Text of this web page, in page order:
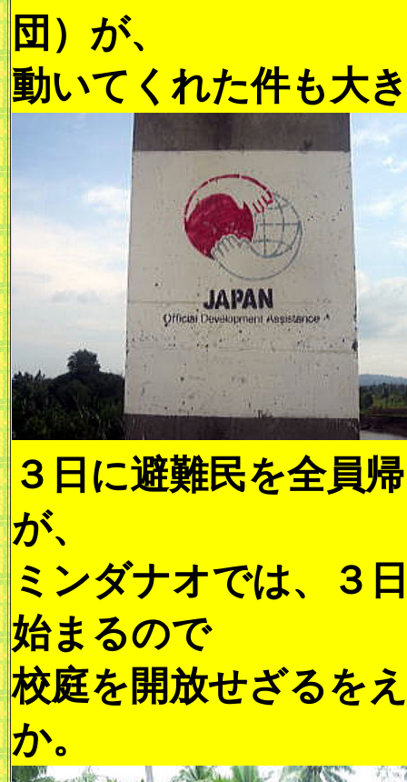
団）が、
動いてくれた件も大
３日に避難民を全員
が、
ミンダナオでは、３
始まるので
校庭を開放せざるを
か。